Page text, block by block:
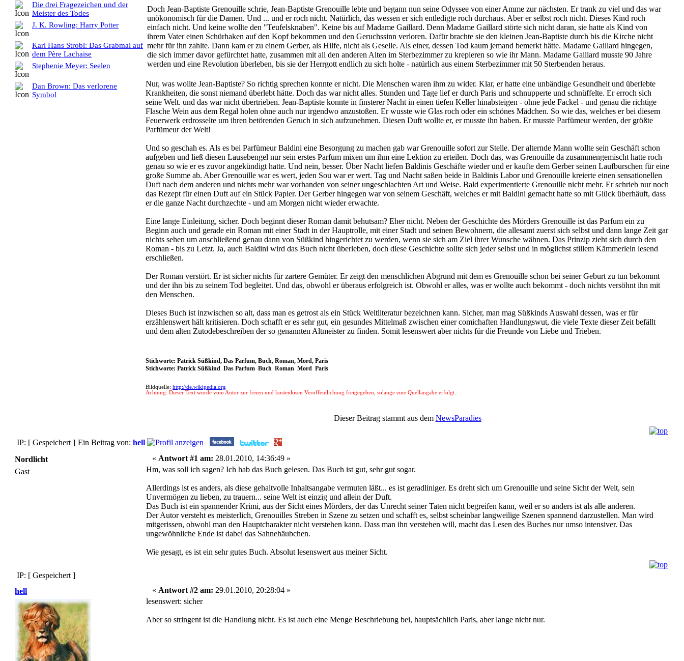
Die drei Fragezeichen und der
Meister des Todes
J. K. Rowling: Harry Potter
Karl Hans Strobl: Das Grabmal auf
dem Père Lachaise
Stephenie Meyer: Seelen
Dan Brown: Das verlorene
Symbol
Doch Jean-Baptiste Grenouille schrie, Jean-Baptiste Grenouille lebte und begann nun seine Odyssee von einer Amme zur nächsten. Er trank zu viel und das war
unökonomisch für die Damen. Und ... und er roch nicht. Natürlich, das wessen er sich entledigte roch durchaus. Aber er selbst roch nicht. Dieses Kind roch
einfach nicht. Und keine wollte den "Teufelsknaben". Keine bis auf Madame Gaillard. Denn Madame Gaillard störte sich nicht daran, sie hatte als Kind von
ihrem Vater einen Schürhaken auf den Kopf bekommen und den Geruchssinn verloren. Dafür brachte sie den kleinen Jean-Baptiste durch bis die Kirche nicht
mehr für ihn zahlte. Dann kam er zu einem Gerber, als Hilfe, nicht als Geselle. Als einer, dessen Tod kaum jemand bemerkt hätte. Madame Gaillard hingegen,
die sich immer davor gefürchtet hatte, zusammen mit all den anderen Alten im Sterbezimmer zu krepieren so wie ihr Mann. Madame Gaillard musste 90 Jahre
werden und eine Revolution überleben, bis sie der Herrgott endlich zu sich holte - natürlich aus einem Sterbezimmer mit 50 Sterbenden heraus.
Nur, was wollte Jean-Baptiste? So richtig sprechen konnte er nicht. Die Menschen waren ihm zu wider. Klar, er hatte eine unbändige Gesundheit und überlebte
Krankheiten, die sonst niemand überlebt hätte. Doch das war nicht alles. Stunden und Tage lief er durch Paris und schnupperte und schnüffelte. Er erroch sich
seine Welt. und das war nicht übertrieben. Jean-Baptiste konnte in finsterer Nacht in einen tiefen Keller hinabsteigen - ohne jede Fackel - und genau die richtige
Flasche Wein aus dem Regal holen ohne auch nur irgendwo anzustoßen. Er wusste wie Glas roch oder ein schönes Mädchen. So wie das, welches er bei diesem
Feuerwerk erdrosselte um ihren betörenden Geruch in sich aufzunehmen. Diesen Duft wollte er, er musste ihn haben. Er musste Parfümeur werden, der größte
Parfümeur der Welt!
Und so geschah es. Als es bei Parfümeur Baldini eine Besorgung zu machen gab war Grenouille sofort zur Stelle. Der alternde Mann wollte sein Geschäft schon
aufgeben und ließ diesen Lausebengel nur sein erstes Parfum mixen um ihm eine Lektion zu erteilen. Doch das, was Grenouille da zusammengemischt hatte roch
genau so wie er es zuvor angekündigt hatte. Und nein, besser. Über Nacht liefen Baldinis Geschäfte wieder und er kaufte dem Gerber seinen Laufburschen für eine
große Summe ab. Aber Grenouille war es wert, jeden Sou war er wert. Tag und Nacht saßen beide in Baldinis Labor und Grenouille kreierte einen sensationellen
Duft nach dem anderen und nichts mehr war vorhanden von seiner ungeschlachten Art und Weise. Bald experimentierte Grenouille nicht mehr. Er schrieb nur noch
das Rezept für einen Duft auf ein Stück Papier. Der Gerber hingegen war von seinem Geschäft, welches er mit Baldini gemacht hatte so mit Glück überhäuft, dass
er die ganze Nacht durchzechte - und am Morgen nicht wieder erwachte.
Eine lange Einleitung, sicher. Doch beginnt dieser Roman damit behutsam? Eher nicht. Neben der Geschichte des Mörders Grenouille ist das Parfum ein zu
Beginn auch und gerade ein Roman mit einer Stadt in der Hauptrolle, mit einer Stadt und seinen Bewohnern, die allesamt zuerst sich selbst und dann lange Zeit gar
nichts sehen um anschließend genau dann von Süßkind hingerichtet zu werden, wenn sie sich am Ziel ihrer Wunsche wähnen. Das Prinzip zieht sich durch den
Roman - bis zu Letzt. Ja, auch Baldini wird das Buch nicht überleben, doch diese Geschichte sollte sich jeder selbst und in möglichst stillem Kämmerlein lesend
erschließen.
Der Roman verstört. Er ist sicher nichts für zartere Gemüter. Er zeigt den menschlichen Abgrund mit dem es Grenouille schon bei seiner Geburt zu tun bekommt
und der ihn bis zu seinem Tod begleitet. Und das, obwohl er überaus erfolgreich ist. Obwohl er alles, was er wollte auch bekommt - doch nichts versöhnt ihn mit
den Menschen.
Dieses Buch ist inzwischen so alt, dass man es getrost als ein Stück Weltliteratur bezeichnen kann. Sicher, man mag Süßkinds Auswahl dessen, was er für
erzählenswert hält kritisieren. Doch schafft er es sehr gut, ein gesundes Mittelmaß zwischen einer comichaften Handlungswut, die viele Texte dieser Zeit befällt
und dem alten Zutodebeschreiben der so genannten Altmeister zu finden. Somit lesenswert aber nichts für die Freunde von Liebe und Trieben.
Stichworte: Patrick Süßkind, Das Parfum, Buch, Roman, Mord, Paris
Stichworte: Patrick Süßkind Das Parfum Buch Roman Mord Paris
Bildquelle: http://de.wikipedia.org
Achtung: Dieser Text wurde vom Autor zur freien und kostenlosen Veröffentlichung freigegeben, solange eine Quellangabe erfolgt.
Dieser Beitrag stammt aus dem NewsParadies
IP: [ Gespeichert ] Ein Beitrag von: hell
Nordlicht
Gast
« Antwort #1 am: 28.01.2010, 14:36:49 »
Hm, was soll ich sagen? Ich hab das Buch gelesen. Das Buch ist gut, sehr gut sogar.
Allerdings ist es anders, als diese gehaltvolle Inhaltsangabe vermuten läßt... es ist geradliniger. Es dreht sich um Grenouille und seine Sicht der Welt, sein
Unvermögen zu lieben, zu trauern... seine Welt ist einzig und allein der Duft.
Das Buch ist ein spannender Krimi, aus der Sicht eines Mörders, der das Unrecht seiner Taten nicht begreifen kann, weil er so anders ist als alle anderen.
Der Autor versteht es meisterlich, Grenouilles Streben in Szene zu setzen und schafft es, selbst scheinbar langweilige Szenen spannend darzustellen. Man wird
mitgerissen, obwohl man den Hauptcharakter nicht verstehen kann. Dass man ihn verstehen will, macht das Lesen des Buches nur umso intensiver. Das
ungewöhnliche Ende ist dabei das Sahnehäubchen.
Wie gesagt, es ist ein sehr gutes Buch. Absolut lesenswert aus meiner Sicht.
IP: [ Gespeichert ]
hell
« Antwort #2 am: 29.01.2010, 20:28:04 »
lesenswert: sicher
Aber so stringent ist die Handlung nicht. Es ist auch eine Menge Beschriebung bei, hauptsächlich Paris, aber lange nicht nur.